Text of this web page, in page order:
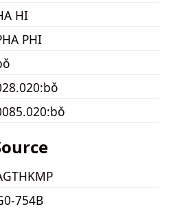
HI
PHI
754B